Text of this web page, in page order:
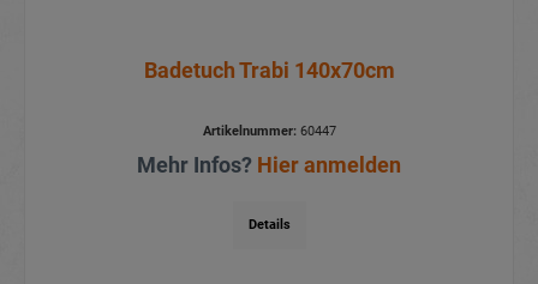
Badetuch Trabi 140x70cm
Artikelnummer:60447
Mehr Infos? Hier anmelden
Details